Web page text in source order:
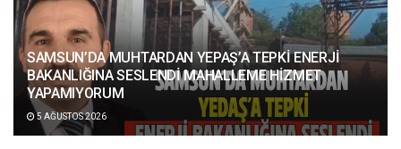
SAMSUN’DA MUHTARDAN YEPAŞ’A TEPKİ ENERJİ
BAKANLIĞINA SESLENDİ MAHALLEME HİZMET
YAPAMIYORUM
5 AĞUSTOS 2026